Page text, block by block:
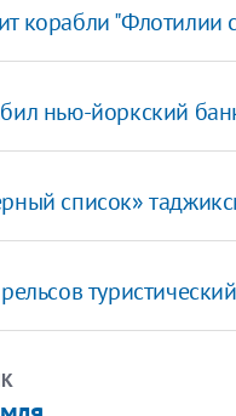
корабли "Флотилии
нью-йоркский
список»